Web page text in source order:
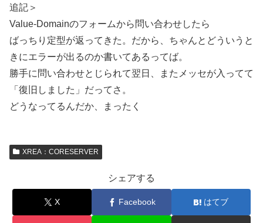
追記＞
Value-Domainのフォームから問い合わせしたら
ばっちり定型が返ってきた。だから、ちゃんとどういうと
きにエラーが出るのか書いてあるってば。
勝手に問い合わせとじられて翌日、またメッセが入ってて
「復旧しました」だってさ。
どうなってるんだか、まったく
XREA：CORESERVER
シェアする
X Facebook はてブ